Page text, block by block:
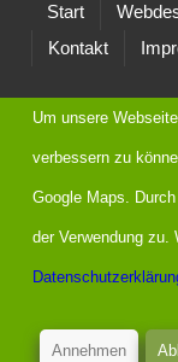
Start
Kontakt
Um unsere
verbessern zu
Google Maps.
der Verwendung zu.
Annehmen